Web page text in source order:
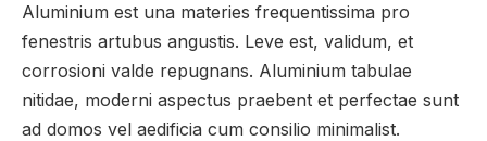
Aluminium est una materies frequentissima pro
fenestris artubus angustis. Leve est, validum, et
corrosioni valde repugnans. Aluminium tabulae
nitidae, moderni aspectus praebent et perfectae sunt
ad domos vel aedificia cum consilio minimalist.